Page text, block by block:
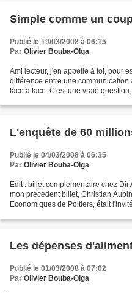
Simple comme un
Publié le 19/03/2008 à 06:15
Par Olivier Bouba-Olga
Ami lecteur, j'en appelle à toi, pour
différence entre une
face à face. C'est une vraie
L'enquête de 60
Publié le 04/03/2008 à 06:35
Par Olivier Bouba-Olga
Edit : billet complémentaire chez
mon précédent billet, Christian
Economiques de Poitiers, était
Les dépenses
Publié le 01/03/2008 à 07:02
Par Olivier Bouba-Olga